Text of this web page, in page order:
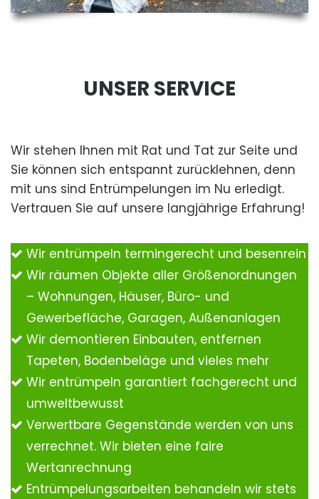
UNSER SERVICE
Wir stehen Ihnen mit Rat und Tat zur Seite und
Sie können sich entspannt zurücklehnen, denn
mit uns sind Entrümpelungen im Nu erledigt.
Vertrauen Sie auf unsere langjährige Erfahrung!
Wir entrümpeln termingerecht und besenrein
Wir räumen Objekte aller Größenordnungen
– Wohnungen, Häuser, Büro- und
Gewerbefläche, Garagen, Außenanlagen
Wir demontieren Einbauten, entfernen
Tapeten, Bodenbeläge und vieles mehr
Wir entrümpeln garantiert fachgerecht und
umweltbewusst
Verwertbare Gegenstände werden von uns
verrechnet. Wir bieten eine faire
Wertanrechnung
Entrümpelungsarbeiten behandeln wir stets